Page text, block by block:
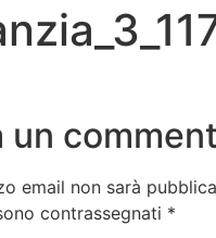
un
email non sarà
contrassegnati *